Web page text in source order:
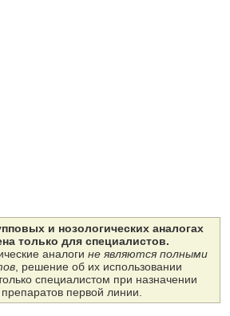
и нозологических аналогах
только для специалистов.
аналоги не являются полными
, решение об их использовании
специалистом при назначении
препаратов первой линии.